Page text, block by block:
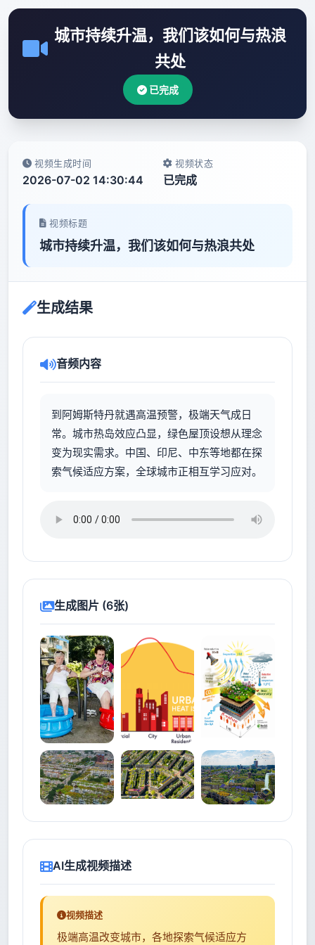
城市持续升温，我们该如何与热浪
共处
已完成
视频生成时间
2026-07-02 14:30:44
视频状态
已完成
视频标题
城市持续升温，我们该如何与热浪共处
生成结果
音频内容
到阿姆斯特丹就遇高温预警，极端天气成日
常。城市热岛效应凸显，绿色屋顶设想从理念
变为现实需求。中国、印尼、中东等地都在探
索气候适应方案，全球城市正相互学习应对。
生成图片 (6张)
AI生成视频描述
视频描述
极端高温改变城市，各地探索气候适应方